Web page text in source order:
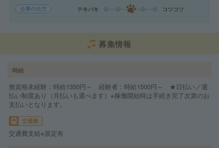
仕事の仕方 テキパキ コツコツ
募集情報
時給
無資格未経験：時給1350円～ 経験者：時給1500円～ ★日払い／週
払い制度あり（月払いも選べます）※稼働開始時は手続き完了次第のお
支払いとなります。
交通費
交通費支給※規定有